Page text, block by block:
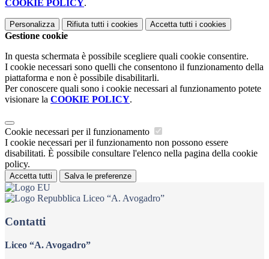
COOKIE POLICY.
Personalizza Rifiuta tutti i cookies Accetta tutti i cookies
Gestione cookie
In questa schermata è possibile scegliere quali cookie consentire.
I cookie necessari sono quelli che consentono il funzionamento della
piattaforma e non è possibile disabilitarli.
Per conoscere quali sono i cookie necessari al funzionamento potete
visionare la COOKIE POLICY.
Cookie necessari per il funzionamento
I cookie necessari per il funzionamento non possono essere
disabilitati. È possibile consultare l'elenco nella pagina della cookie
policy.
Accetta tutti Salva le preferenze
Liceo “A. Avogadro”
Contatti
Liceo “A. Avogadro”